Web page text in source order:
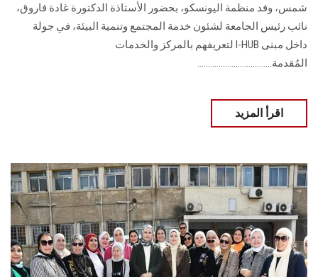
شمس، وفد منظمة اليونسكو، بحضور الأستاذة الدكتورة غادة فاروق،
نائب رئيس الجامعة لشئون خدمة المجتمع وتنمية البيئة، في جولة
داخل مبنى I-HUB لتعريفهم بالمركز والخدمات
المُقدمة...................................
اقرأ المزيد